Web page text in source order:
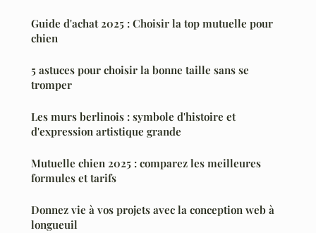
Guide d'achat 2025 : Choisir la top mutuelle pour
chien
5 astuces pour choisir la bonne taille sans se
tromper
Les murs berlinois : symbole d'histoire et
d'expression artistique grande
Mutuelle chien 2025 : comparez les meilleures
formules et tarifs
Donnez vie à vos projets avec la conception web à
longueuil